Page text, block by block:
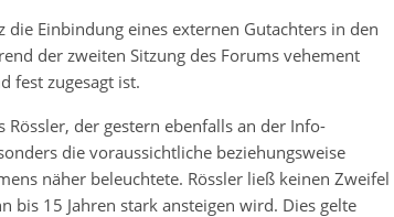
Einbindung eines externen Gutachters in den
der zweiten Sitzung des Forums vehement
fest zugesagt ist.
der gestern ebenfalls an der Info-
die voraussichtliche beziehungsweise
näher beleuchtete. Rössler ließ keinen Zweifel
bis 15 Jahren stark ansteigen wird. Dies gelte